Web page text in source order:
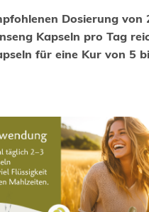
Dosierung von
Kapseln pro Tag
für eine Kur von 5